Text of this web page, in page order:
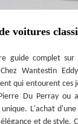
voitures
guide complet
Wantestin
qui entourent ces
Du Perray ou
L'achat
et de style.